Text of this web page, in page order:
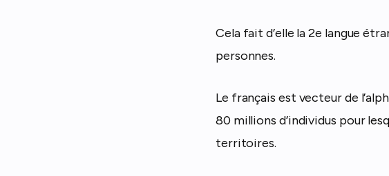
Cela fait d’elle la 2e langue
personnes.
Le français est vecteur de
80 millions d’individus pour
territoires.